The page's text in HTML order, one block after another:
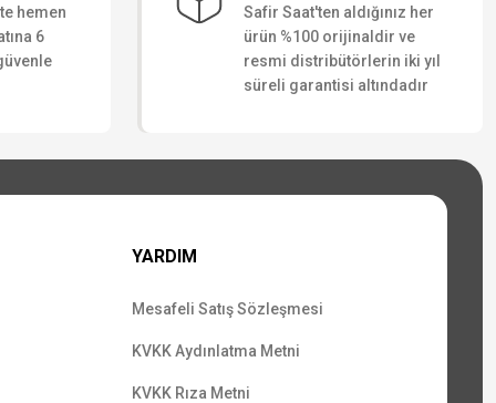
hemen
6
Safir Saat'ten aldığınız her
ürün %100 orijinaldir ve
resmi distribütörlerin iki yıl
süreli garantisi altındadır
YARDIM
Mesafeli Satış Sözleşmesi
KVKK Aydınlatma Metni
KVKK Rıza Metni